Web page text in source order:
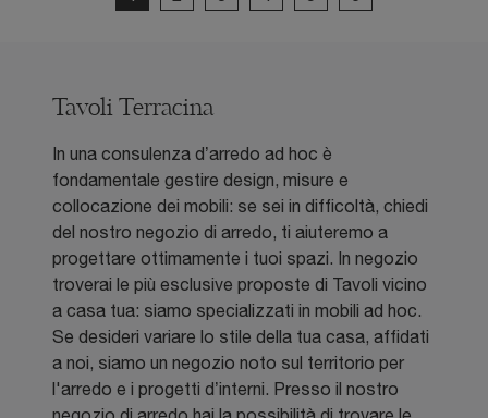
Tavoli Terracina
In una consulenza d’arredo ad hoc è
fondamentale gestire design, misure e
collocazione dei mobili: se sei in difficoltà, chiedi
del nostro negozio di arredo, ti aiuteremo a
progettare ottimamente i tuoi spazi. In negozio
troverai le più esclusive proposte di Tavoli vicino
a casa tua: siamo specializzati in mobili ad hoc.
Se desideri variare lo stile della tua casa, affidati
a noi, siamo un negozio noto sul territorio per
l'arredo e i progetti d’interni. Presso il nostro